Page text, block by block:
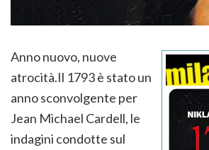
Anno nuovo, nuove
atrocità.Il 1793 è stato un
anno sconvolgente per
Jean Michael Cardell, le
indagini condotte sul